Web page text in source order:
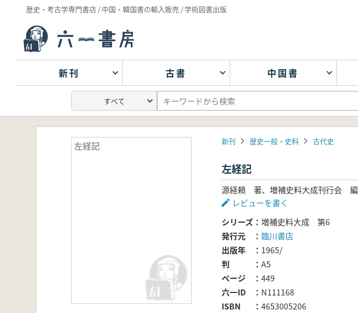
歴史・考古学専門書店 / 中国・韓国書の輸入販売 / 学術図書出版
新刊 古書 中国書
左経記 新刊 歴史一般・史料 古代史
左経記
源経頼 著、増補史料大成刊行会 編
レビューを書く
シリーズ
増補史料大成 第6
発行元
臨川書店
出版年
1965/
判
A5
ページ
449
六一ID
N111168
ISBN
4653005206